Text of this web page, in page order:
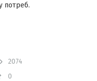
потреб.
2074
0